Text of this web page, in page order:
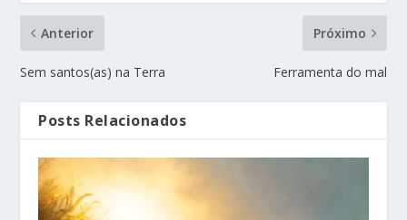
Anterior
Sem santos(as) na Terra
Próximo
Ferramenta do mal
Posts Relacionados